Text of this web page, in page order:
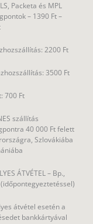
Packeta és MPL
– 1390 Ft –
2200 Ft
3500 Ft
700 Ft
szállítás
40 000 Ft felett
Szlovákiába
ÁTVÉTEL – Bp.,
átvétel esetén a
bankkártyával